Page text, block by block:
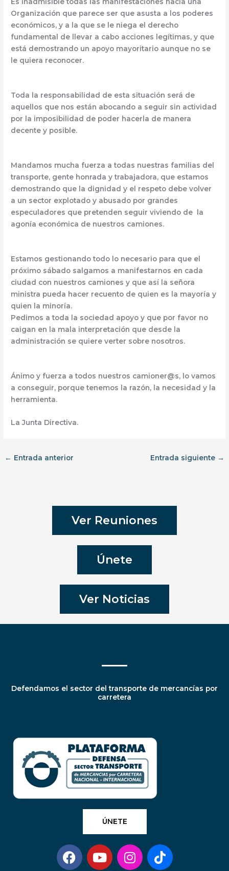
Organización que parece ser que asusta a los poderes
económicos, y a la que se le niega el derecho
fundamental de llevar a cabo acciones legítimas, y que
está demostrando un apoyo mayoritario aunque no se
le quiera reconocer.
Toda la responsabilidad de esta situación será de
aquellos que nos están abocando a seguir sin actividad
por la imposibilidad de poder hacerla de manera
decente y posible.
Mandamos mucha fuerza a todas nuestras familias del
transporte, gente honrada y trabajadora, que estamos
demostrando que la dignidad y el respeto debe volver
a un sector explotado y abusado por grandes
especuladores que pretenden seguir viviendo de la
agonía económica de nuestros camiones.
Estamos gestionando todo lo necesario para que el
próximo sábado salgamos a manifestarnos en cada
ciudad con nuestros camiones y que así la señora
ministra pueda hacer recuento de quien es la mayoría y
quien la minoría.
Pedimos a toda la sociedad apoyo y que por favor no
caigan en la mala interpretación que desde la
administración se quiere verter sobre nosotros.
Ánimo y fuerza a todos nuestros camioner@s, lo vamos
a conseguir, porque tenemos la razón, la necesidad y la
herramienta.
La Junta Directiva.
← Entrada anterior Entrada siguiente →
Ver Reuniones
Únete
Ver Noticias
Defendamos el sector del transporte de mercancías por
carretera
ÚNETE
F
a
Y
o
I
n
T
i